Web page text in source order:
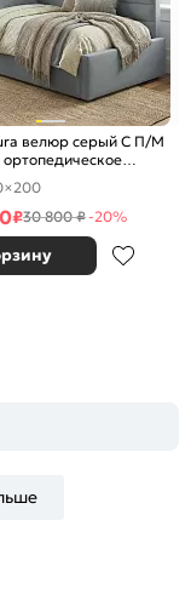
велюр серый С П/М
мягкое
₽30 800 ₽-20%